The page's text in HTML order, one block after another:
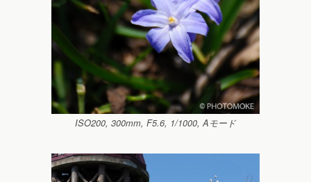
ISO200, 300mm, F5.6, 1/1000, Aモード